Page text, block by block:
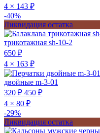
4 × 143 ₽
-40%
Ликвидация остатка
трикотажная sh-10-2
650 ₽
4 × 163 ₽
двойные m-3-01
320 ₽ 450 ₽
4 × 80 ₽
-29%
Ликвидация остатка